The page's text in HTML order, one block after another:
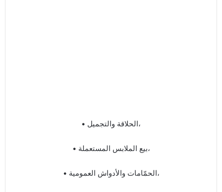
• الحلاقة والتجميل،
• بيع الملابس المستعملة،
• الحمّامات والأدواش العمومية،